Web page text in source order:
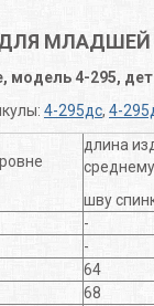
модель 4-295,
4-295дс, 4-
длина
среднему
шву
-
-
64
68